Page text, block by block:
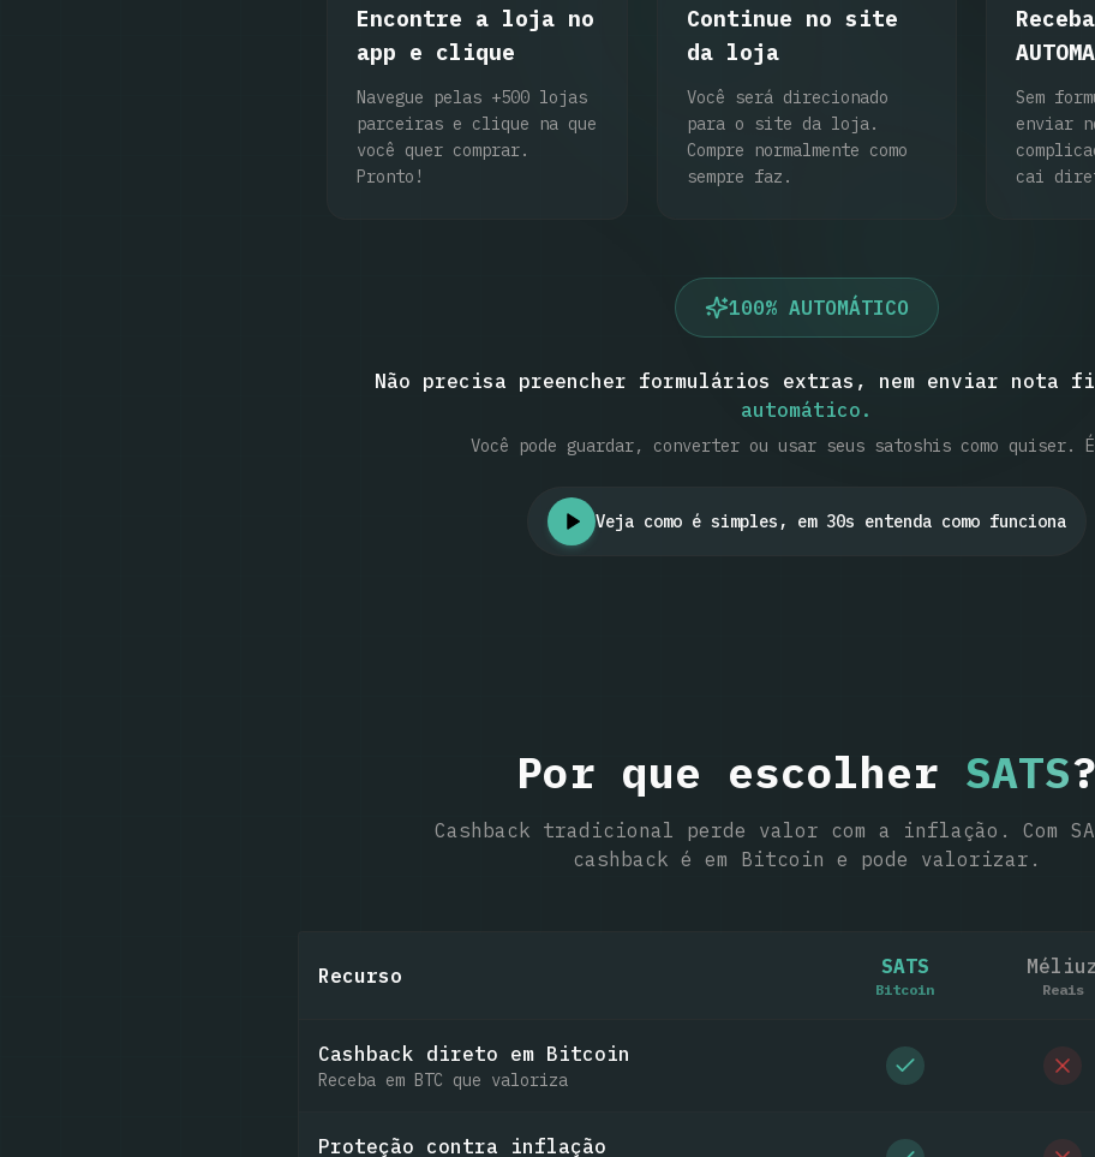
Encontre a loja no
app e clique
Navegue pelas +500 lojas
parceiras e clique na que
você quer comprar.
Pronto!
Continue no site
da loja
Você será direcionado
para o site da loja.
Compre normalmente como
sempre faz.
Sem
enviar
cai
100% AUTOMÁTICO
Não precisa preencher formulários extras, nem enviar nota
automático.
Você pode guardar, converter ou usar seus satoshis como quiser.
Veja como é simples, em 30s entenda como funciona
Por que escolher SATS?
Cashback tradicional perde valor com a inflação. Com
cashback é em Bitcoin e pode valorizar.
Recurso SATS
Bitcoin
Méliuz
Reais
Cashback direto em Bitcoin
Receba em BTC que valoriza
Proteção contra inflação